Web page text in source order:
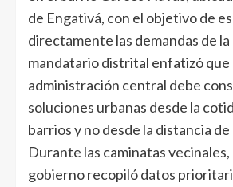
de Engativá, con el objetivo de
directamente las demandas de la
mandatario distrital enfatizó que
administración central debe
soluciones urbanas desde la
barrios y no desde la distancia
Durante las caminatas
gobierno recopiló datos